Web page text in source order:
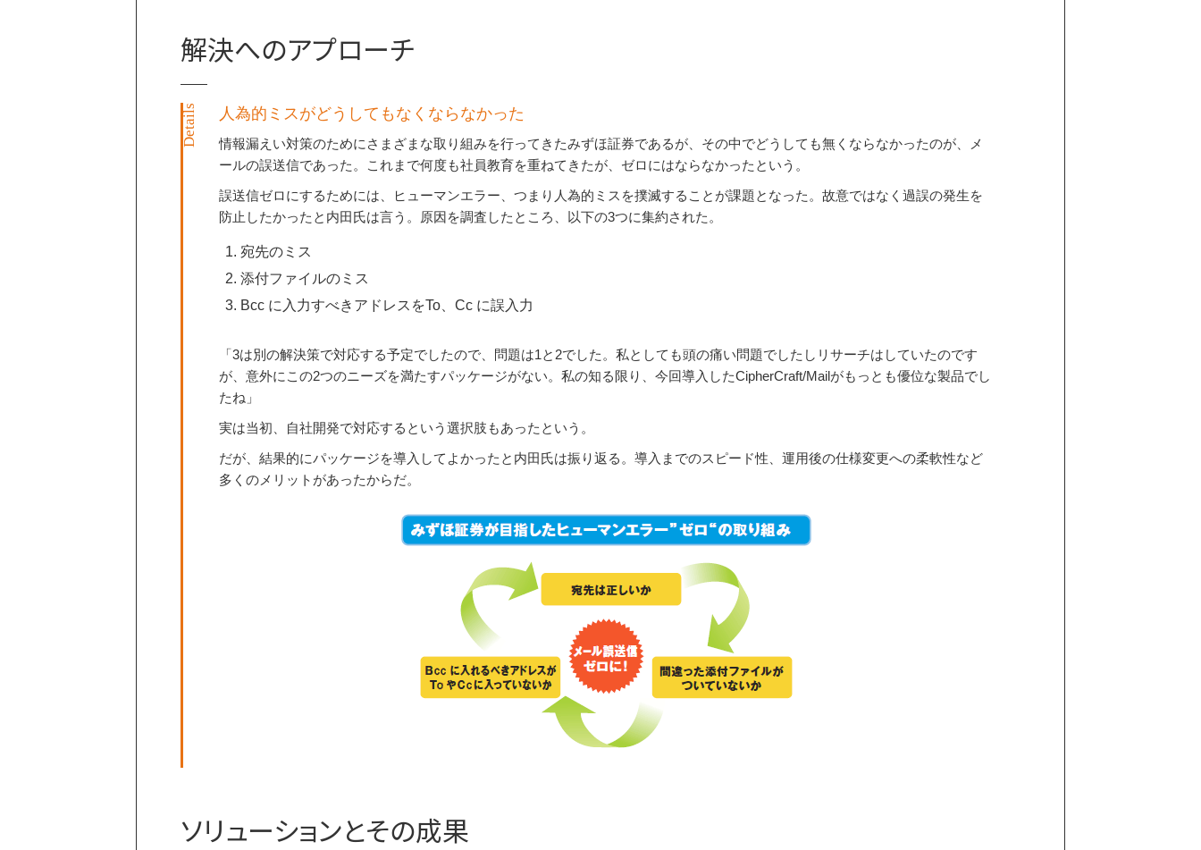
解決へのアプローチ
人為的ミスがどうしてもなくならなかった
情報漏えい対策のためにさまざまな取り組みを行ってきたみずほ証券であるが、その中でどうしても無くならなかったのが、メ
ールの誤送信であった。これまで何度も社員教育を重ねてきたが、ゼロにはならなかったという。
誤送信ゼロにするためには、ヒューマンエラー、つまり人為的ミスを撲滅することが課題となった。故意ではなく過誤の発生を
防止したかったと内田氏は言う。原因を調査したところ、以下の3つに集約された。
宛先のミス
添付ファイルのミス
Bcc に入力すべきアドレスをTo、Cc に誤入力
「3は別の解決策で対応する予定でしたので、問題は1と2でした。私としても頭の痛い問題でしたしリサーチはしていたのです
が、意外にこの2つのニーズを満たすパッケージがない。私の知る限り、今回導入したCipherCraft/Mailがもっとも優位な製品でし
たね」
実は当初、自社開発で対応するという選択肢もあったという。
だが、結果的にパッケージを導入してよかったと内田氏は振り返る。導入までのスピード性、運用後の仕様変更への柔軟性など
多くのメリットがあったからだ。
ソリューションとその成果